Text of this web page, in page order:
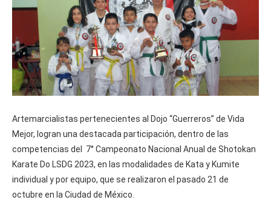
Artemarcialistas pertenecientes al Dojo “Guerreros” de Vida
Mejor, logran una destacada participación, dentro de las
competencias del 7° Campeonato Nacional Anual de Shotokan
Karate Do LSDG 2023, en las modalidades de Kata y Kumite
individual y por equipo, que se realizaron el pasado 21 de
octubre en la Ciudad de México.